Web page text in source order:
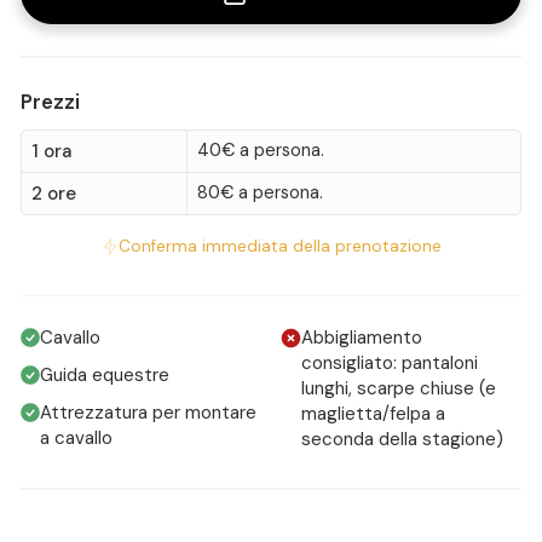
territori tra natura, paesaggi quali il lago di Como (sul lato
orientale), i fiumi e le montagne.
l'uscita impraticabile, avrete diritto a spostare la
prenotazione o ricevere rimborso completo.
La passeggiata non è consentita ai minori di 14 anni.
Prezzi
1 ora 40€ a persona.
2 ore 80€ a persona.
Conferma immediata della prenotazione
Cavallo
Guida equestre
Attrezzatura per montare
a cavallo
Abbigliamento
consigliato: pantaloni
lunghi, scarpe chiuse (e
maglietta/felpa a
seconda della stagione)